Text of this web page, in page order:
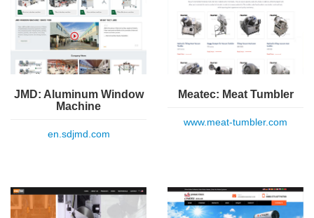
JMD: Aluminum Window
Machine
en.sdjmd.com
Meatec: Meat Tumbler
www.meat-tumbler.com